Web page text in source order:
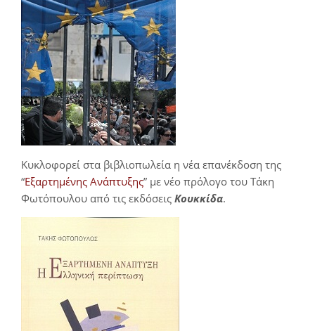
Κυκλοφορεί στα βιβλιοπωλεία η νέα επανέκδοση της
“Εξαρτημένης Ανάπτυξης” με νέο πρόλογο του Τάκη
Φωτόπουλου από τις εκδόσεις Κουκκίδα.